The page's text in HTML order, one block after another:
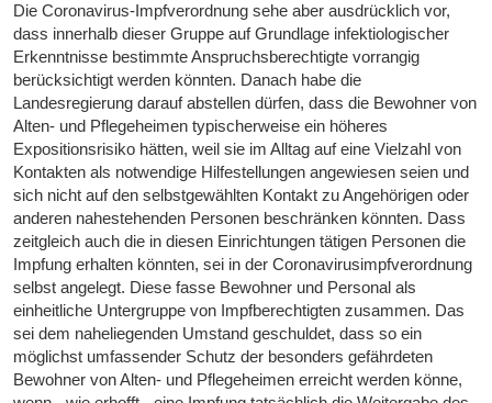
Die Coronavirus-Impfverordnung sehe aber ausdrücklich vor,
dass innerhalb dieser Gruppe auf Grundlage infektiologischer
Erkenntnisse bestimm­te Anspruchsberechtigte vorrangig
berücksichtigt werden könnten. Danach habe die
Landesregierung darauf abstellen dürfen, dass die Bewohner von
Alten- und Pflege­heimen typischerweise ein höheres
Expositionsrisiko hätten, weil sie im Alltag auf eine Vielzahl von
Kontakten als notwendige Hilfestellungen angewiesen seien und
sich nicht auf den selbstgewählten Kontakt zu Angehörigen oder
anderen naheste­henden Personen beschränken könnten. Dass
zeitgleich auch die in diesen Einrich­tungen tätigen Personen die
Impfung erhalten könnten, sei in der Coronavirusimpf­verordnung
selbst angelegt. Diese fasse Bewohner und Personal als
einheitliche Untergruppe von Impfberechtigten zusammen. Das
sei dem naheliegenden Umstand geschuldet, dass so ein
möglichst umfassender Schutz der besonders gefährdeten
Bewohner von Alten- und Pflegeheimen erreicht werden könne,